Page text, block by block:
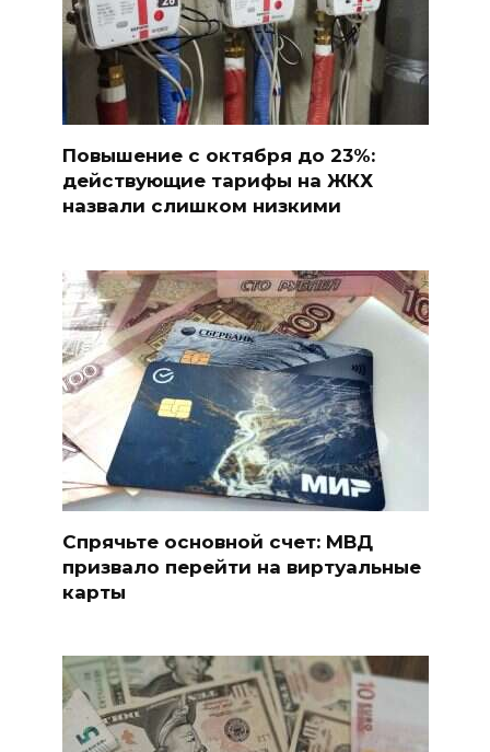
Повышение с октября до 23%:
действующие тарифы на ЖКХ
назвали слишком низкими
Спрячьте основной счет: МВД
призвало перейти на виртуальные
карты